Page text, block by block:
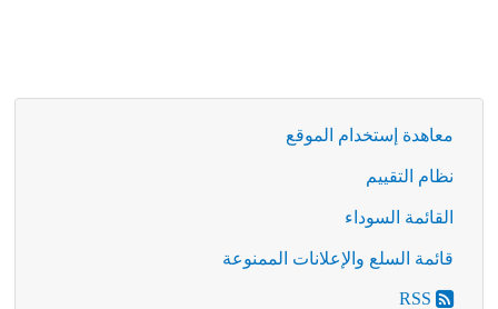
معاهدة إستخدام الموقع
نظام التقييم
القائمة السوداء
قائمة السلع والإعلانات الممنوعة
RSS